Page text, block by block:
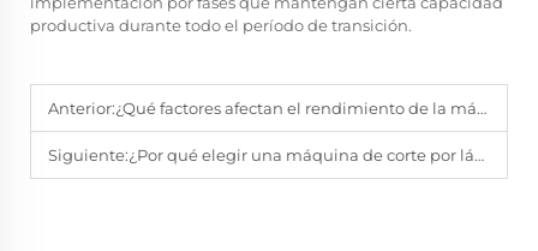
productiva durante todo el período de transición.
Anterior:¿Qué factores afectan el rendimiento de la máquina de corte láser para tubos?
Siguiente:¿Por qué elegir una máquina de corte por láser metálico en lugar del corte por plasma?